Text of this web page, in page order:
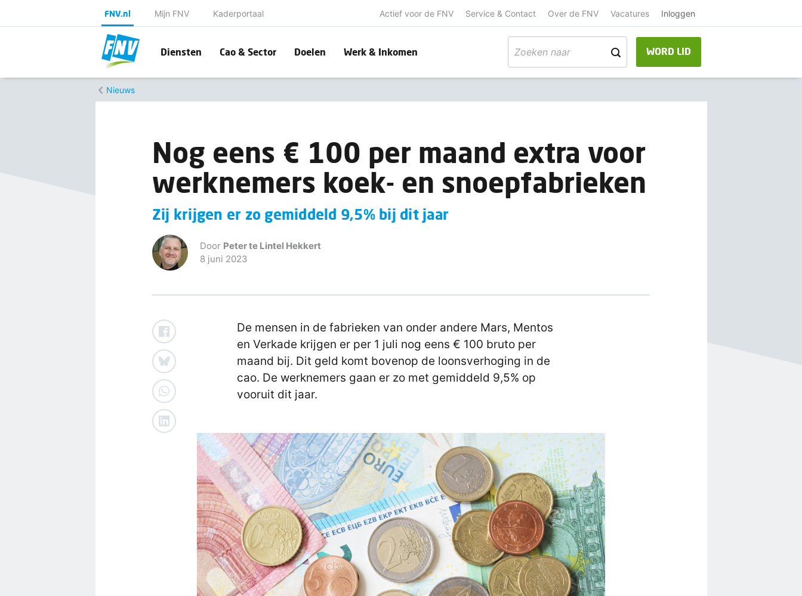
FNV.nl Mijn FNV Kaderportaal Actief voor de FNV Service & Contact Over de FNV Vacatures Inloggen
Diensten Cao & Sector Doelen Werk & Inkomen WORD LID
Nieuws
Nog eens € 100 per maand extra voor
werknemers koek- en snoepfabrieken
Zij krijgen er zo gemiddeld 9,5% bij dit jaar
Door Peter te Lintel Hekkert
8 juni 2023
De mensen in de fabrieken van onder andere Mars, Mentos
en Verkade krijgen er per 1 juli nog eens € 100 bruto per
maand bij. Dit geld komt bovenop de loonsverhoging in de
cao. De werknemers gaan er zo met gemiddeld 9,5% op
vooruit dit jaar.